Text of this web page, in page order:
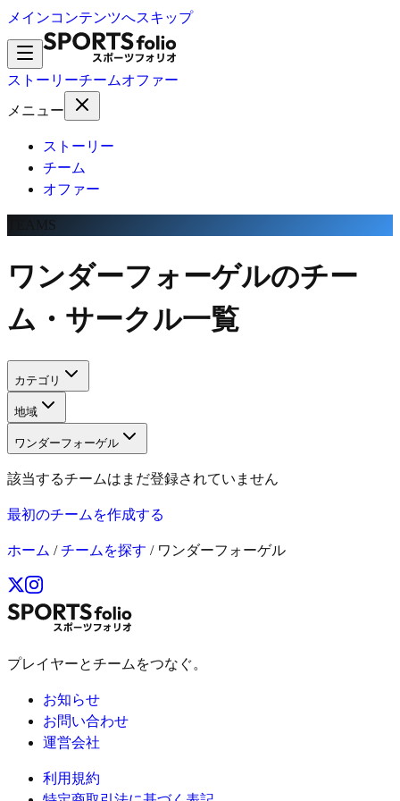
メインコンテンツへスキップ
ストーリーチームオファー
メニュー
ストーリー
チーム
オファー
TEAMS
ワンダーフォーゲルのチー
ム・サークル一覧
カテゴリ
地域
ワンダーフォーゲル
該当するチームはまだ登録されていません
最初のチームを作成する
ホーム /チームを探す / ワンダーフォーゲル
プレイヤーとチームをつなぐ。
お知らせ
お問い合わせ
運営会社
利用規約